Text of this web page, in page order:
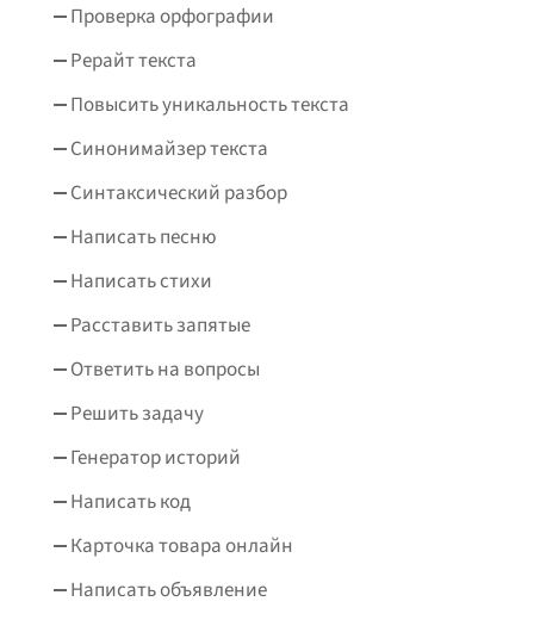
Проверка орфографии
Рерайт текста
Повысить уникальность текста
Синонимайзер текста
Синтаксический разбор
Написать песню
Написать стихи
Расставить запятые
Ответить на вопросы
Решить задачу
Генератор историй
Написать код
Карточка товара онлайн
Написать объявление